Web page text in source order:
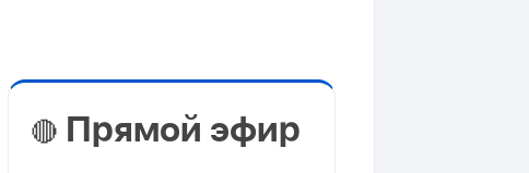
🔴 Прямой эфир